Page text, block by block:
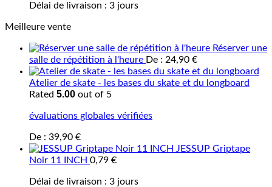
Délai de livraison : 3 jours
Meilleure vente
Réserver une
salle de répétition à l'heure De : 24,90 €
Atelier de skate - les bases du skate et du longboard
Rated 5.00 out of 5
évaluations globales vérifiées
De : 39,90 €
JESSUP Griptape
Noir 11 INCH 0,79 €
Délai de livraison : 3 jours